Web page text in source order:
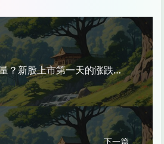
新股申购配号数量？新股上市第一天的涨跌幅限制为多少？
下一篇